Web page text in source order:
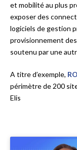
et mobilité au plus
exposer des
logiciels de gestion
provisionnement
soutenu par une
A titre d’exemple,
périmètre de 200
Elis